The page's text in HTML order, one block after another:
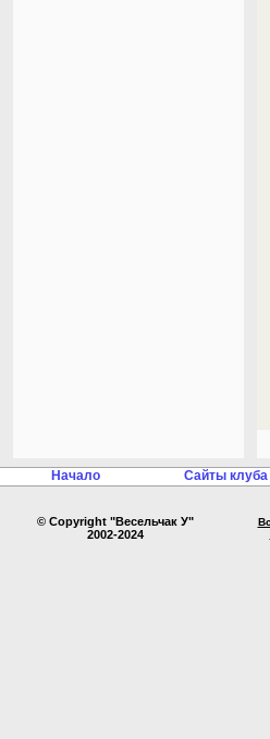
Начало Сайты клуба
© Copyright "Весельчак У"
2002-2024